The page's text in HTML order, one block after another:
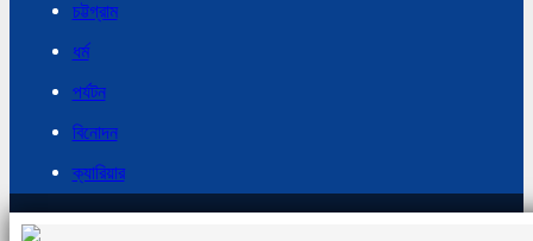
চট্টগ্রাম
ধর্ম
পর্যটন
বিনোদন
ক্যারিয়ার